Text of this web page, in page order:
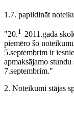
1.7. papildināt
"20.1 2011.gadā
piemēro šo
5.septembrim ir
apmaksājamo
7.septembrim."
2. Noteikumi stājas